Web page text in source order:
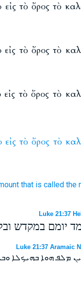
τὸ ὄρος τὸ
τὸ ὄρος τὸ
τὸ ὄρος τὸ
εἰς τὸ ὄρος τὸ
that is called the
Luke 21:37
יומם במקדש
Luke 21:37 Aramaic
ܡܠܦ ܗܘܐ ܒܗܝܟܠܐ